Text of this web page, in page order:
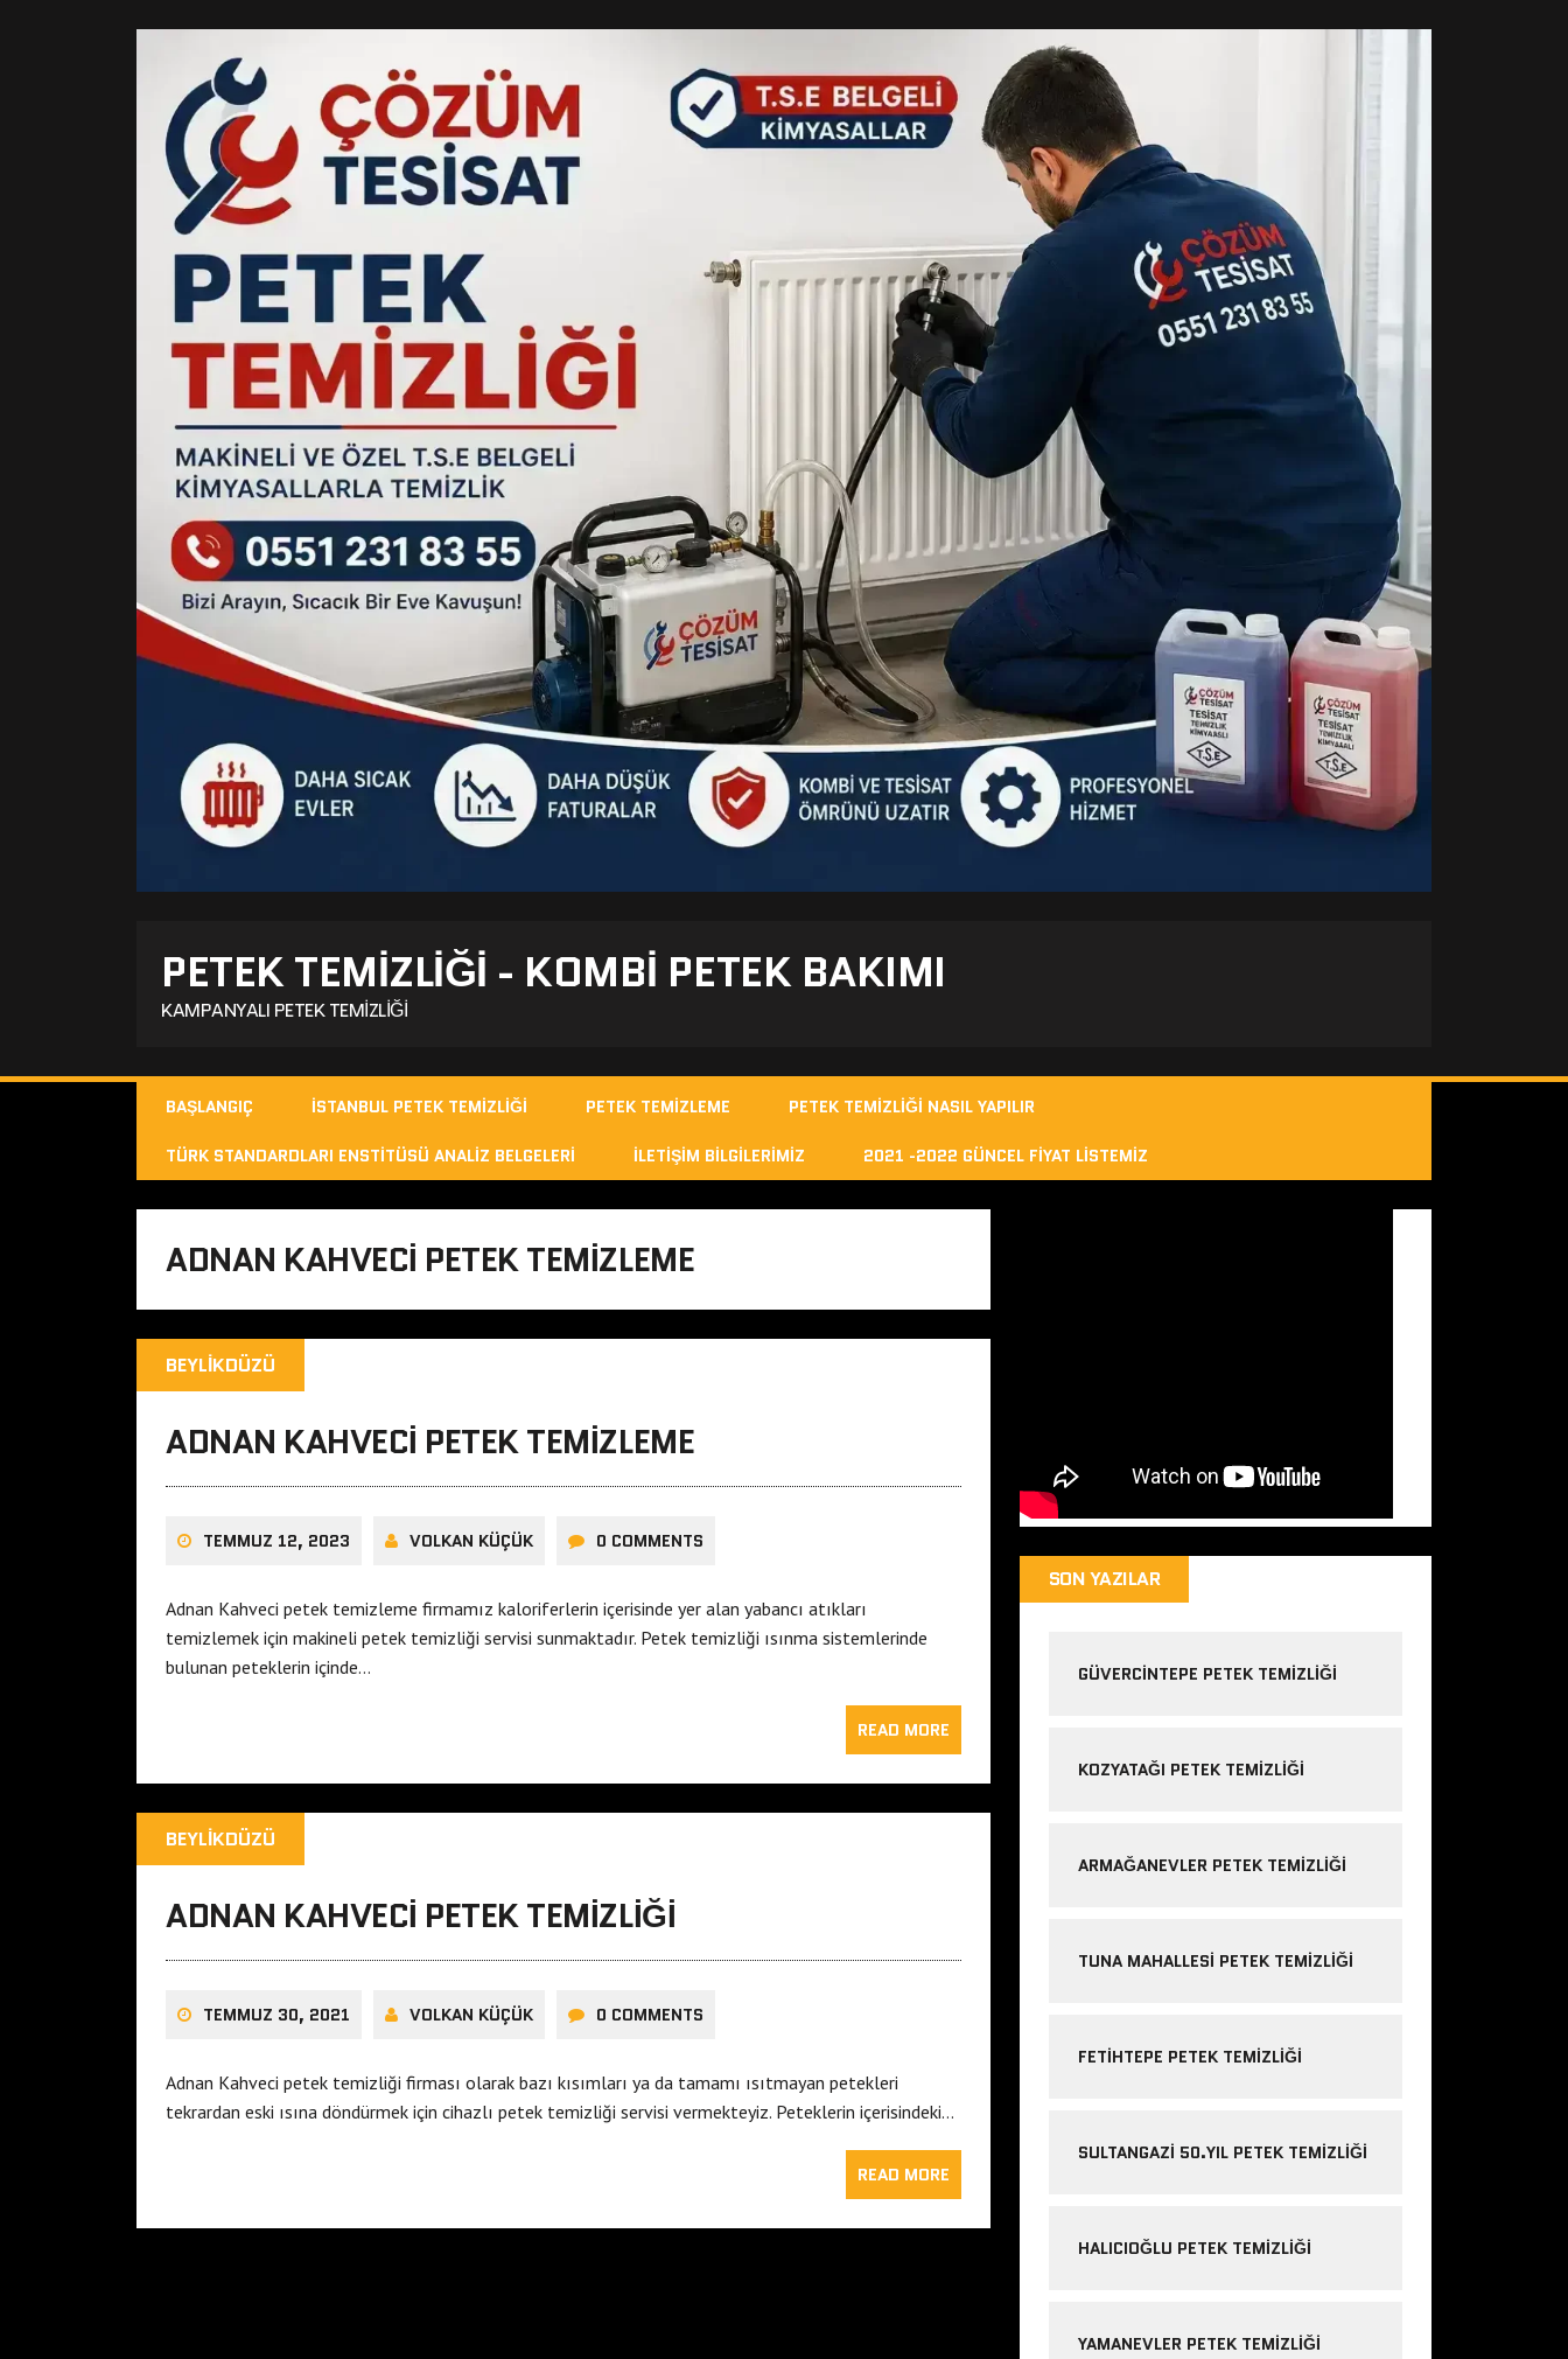
PETEK TEMIZLIĞI - KOMBI PETEK BAKIMI
KAMPANYALI PETEK TEMIZLIĞI
BAŞLANGIÇ İSTANBUL PETEK TEMIZLIĞI PETEK TEMIZLEME PETEK TEMIZLIĞI NASIL YAPILIR
TÜRK STANDARDLARI ENSTITÜSÜ ANALIZ BELGELERI İLETIŞIM BILGILERIMIZ 2021 -2022 GÜNCEL FIYAT LISTEMIZ
ADNAN KAHVECI PETEK TEMIZLEME
BEYLIKDÜZÜ
ADNAN KAHVECI PETEK TEMIZLEME
TEMMUZ 12, 2023 VOLKAN KÜÇÜK 0 COMMENTS
Adnan Kahveci petek temizleme firmamız kaloriferlerin içerisinde yer alan yabancı atıkları
temizlemek için makineli petek temizliği servisi sunmaktadır. Petek temizliği ısınma sistemlerinde
bulunan peteklerin içinde…
READ MORE
BEYLIKDÜZÜ
ADNAN KAHVECI PETEK TEMIZLIĞI
TEMMUZ 30, 2021 VOLKAN KÜÇÜK 0 COMMENTS
Adnan Kahveci petek temizliği firması olarak bazı kısımları ya da tamamı ısıtmayan petekleri
tekrardan eski ısına döndürmek için cihazlı petek temizliği servisi vermekteyiz. Peteklerin içerisindeki…
READ MORE
SON YAZILAR
GÜVERCINTEPE PETEK TEMIZLIĞI
KOZYATAĞI PETEK TEMIZLIĞI
ARMAĞANEVLER PETEK TEMIZLIĞI
TUNA MAHALLESI PETEK TEMIZLIĞI
FETIHTEPE PETEK TEMIZLIĞI
SULTANGAZI 50.YIL PETEK TEMIZLIĞI
HALICIOĞLU PETEK TEMIZLIĞI
YAMANEVLER PETEK TEMIZLIĞI